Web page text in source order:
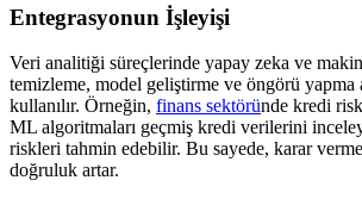
Entegrasyonun İşleyişi
Veri analitiği süreçlerinde yapay zeka ve
temizleme, model geliştirme ve öngörü yapma
kullanılır. Örneğin, finans sektöründe kredi
ML algoritmaları geçmiş kredi verilerini
riskleri tahmin edebilir. Bu sayede, karar
doğruluk artar.